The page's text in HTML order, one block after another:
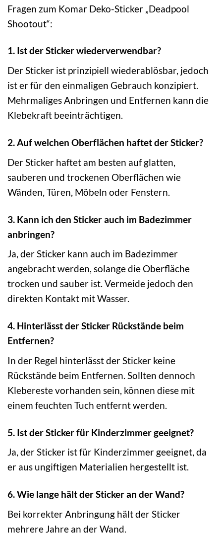
Fragen zum Komar Deko-Sticker „Deadpool
Shootout“:
1. Ist der Sticker wiederverwendbar?
Der Sticker ist prinzipiell wiederablösbar, jedoch
ist er für den einmaligen Gebrauch konzipiert.
Mehrmaliges Anbringen und Entfernen kann die
Klebekraft beeinträchtigen.
2. Auf welchen Oberflächen haftet der Sticker?
Der Sticker haftet am besten auf glatten,
sauberen und trockenen Oberflächen wie
Wänden, Türen, Möbeln oder Fenstern.
3. Kann ich den Sticker auch im Badezimmer
anbringen?
Ja, der Sticker kann auch im Badezimmer
angebracht werden, solange die Oberfläche
trocken und sauber ist. Vermeide jedoch den
direkten Kontakt mit Wasser.
4. Hinterlässt der Sticker Rückstände beim
Entfernen?
In der Regel hinterlässt der Sticker keine
Rückstände beim Entfernen. Sollten dennoch
Klebereste vorhanden sein, können diese mit
einem feuchten Tuch entfernt werden.
5. Ist der Sticker für Kinderzimmer geeignet?
Ja, der Sticker ist für Kinderzimmer geeignet, da
er aus ungiftigen Materialien hergestellt ist.
6. Wie lange hält der Sticker an der Wand?
Bei korrekter Anbringung hält der Sticker
mehrere Jahre an der Wand.